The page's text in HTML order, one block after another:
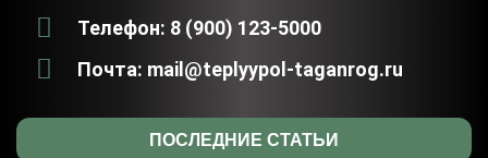
Телефон: 8 (900) 123-5000
Почта: mail@teplyypol-taganrog.ru
ПОСЛЕДНИЕ СТАТЬИ